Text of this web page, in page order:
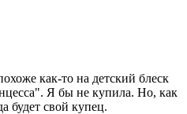
как-то на детский блеск
Я бы не купила. Но, как
будет свой купец.